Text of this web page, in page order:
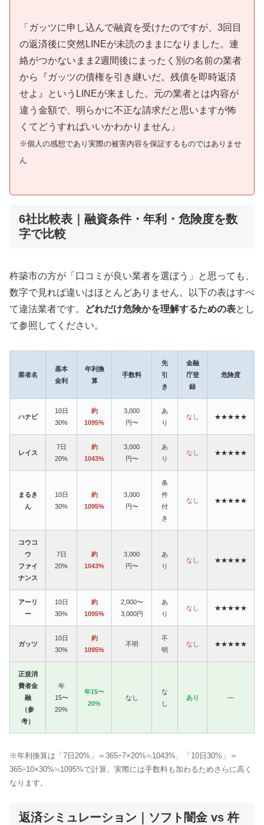
「ガッツに申し込んで融資を受けたのですが、3回目
の返済後に突然LINEが未読のままになりました。連
絡がつかないまま2週間後にまったく別の名前の業者
から『ガッツの債権を引き継いだ。残債を即時返済
せよ』というLINEが来ました。元の業者とは内容が
違う金額で、明らかに不正な請求だと思いますが怖
くてどうすればいいかわかりません」
※個人の感想であり実際の被害内容を保証するものではありませ
ん
6社比較表｜融資条件・年利・危険度を数
字で比較
杵築市の方が「口コミが良い業者を選ぼう」と思っても、
数字で見れば違いはほとんどありません。以下の表はすべ
て違法業者です。
どれだけ危険かを理解するための表とし
て参照してください。
業者名
基本
金利
年利換
算
手数料
先
引
き
金融
庁登
録
危険度
ハナビ
10日
30%
約
1095%
3,000
円〜
あ
り
なし ★★★★★
レイス
7日
20%
約
1043%
3,000
円〜
あ
り
なし ★★★★★
まるき
ん
10日
30%
約
1095%
3,000
円〜
条
件
付
き
なし ★★★★★
コウコ
ウ
ファイ
ナンス
7日
20%
約
1043%
3,000
円〜
あ
り
なし ★★★★★
アーリ
ー
10日
30%
約
1095%
2,000〜
3,000円
あ
り
なし ★★★★★
ガッツ
10日
30%
約
1095%
不明
不
明
なし ★★★★★
正規消
費者金
融
（参
考）
年
15〜
20%
年15〜
20%
なし
な
し
あり —
※年利換算は「7日20%」＝365÷7×20%≒1043%、「10日30%」＝
365÷10×30%≒1095%で計算。実際には手数料も加わるためさらに高く
なります。
返済シミュレーション｜ソフト闇金 vs 杵